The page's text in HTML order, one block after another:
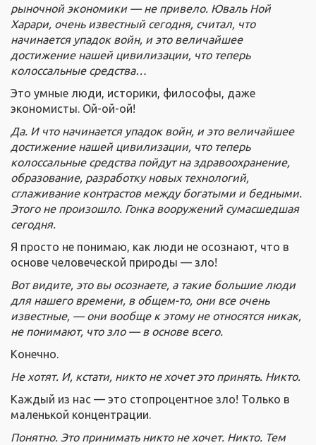
рыночной экономики — не привело. Юваль Ной
Харари, очень известный сегодня, считал, что
начинается упадок войн, и это величайшее
достижение нашей цивилизации, что теперь
колоссальные средства…
Это умные люди, историки, философы, даже
экономисты. Ой-ой-ой!
Да. И что начинается упадок войн, и это величайшее
достижение нашей цивилизации, что теперь
колоссальные средства пойдут на здравоохранение,
образование, разработку новых технологий,
сглаживание контрастов между богатыми и бедными.
Этого не произошло. Гонка вооружений сумасшедшая
сегодня.
Я просто не понимаю, как люди не осознают, что в
основе человеческой природы — зло!
Вот видите, это вы осознаете, а такие большие люди
для нашего времени, в общем-то, они все очень
известные, — они вообще к этому не относятся никак,
не понимают, что зло — в основе всего.
Конечно.
Не хотят. И, кстати, никто не хочет это принять. Никто.
Каждый из нас — это стопроцентное зло! Только в
маленькой концентрации.
Понятно. Это принимать никто не хочет. Никто. Тем